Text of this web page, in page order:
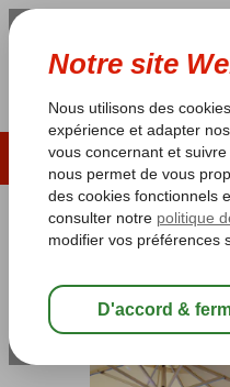
ÉTÉ
Les garanties
C Central